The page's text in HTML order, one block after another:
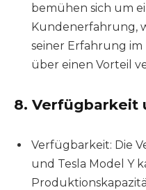
bemühen sich um
Kundenerfahrung,
seiner Erfahrung
über einen Vorteil
8. Verfügbarkeit
Verfügbarkeit: Die
und Tesla Model Y